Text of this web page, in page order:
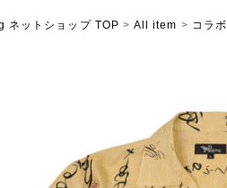
ネットショップ TOP > All item > コラボ